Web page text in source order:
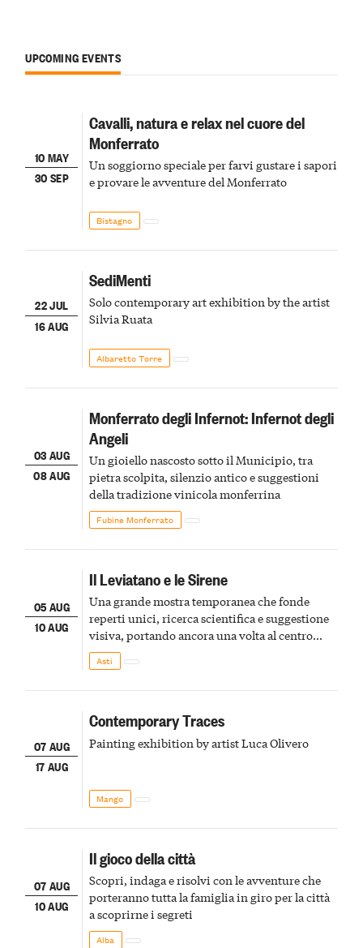
UPCOMING EVENTS
10 MAY
30 SEP
Cavalli, natura e relax nel cuore del
Monferrato
Un soggiorno speciale per farvi gustare i sapori
e provare le avventure del Monferrato
Bistagno
22 JUL
16 AUG
SediMenti
Solo contemporary art exhibition by the artist
Silvia Ruata
Albaretto Torre
03 AUG
08 AUG
Monferrato degli Infernot: Infernot degli
Angeli
Un gioiello nascosto sotto il Municipio, tra
pietra scolpita, silenzio antico e suggestioni
della tradizione vinicola monferrina
Fubine Monferrato
05 AUG
10 AUG
Il Leviatano e le Sirene
Una grande mostra temporanea che fonde
reperti unici, ricerca scientifica e suggestione
visiva, portando ancora una volta al centro
della scena le meraviglie del passato astigiano
Asti
07 AUG
17 AUG
Contemporary Traces
Painting exhibition by artist Luca Olivero
Mango
07 AUG
10 AUG
Il gioco della città
Scopri, indaga e risolvi con le avventure che
porteranno tutta la famiglia in giro per la città
a scoprirne i segreti
Alba